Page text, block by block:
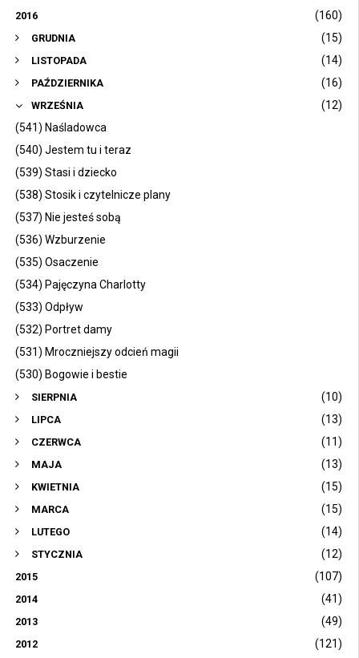
2016 (160)
GRUDNIA (15)
LISTOPADA (14)
PAŹDZIERNIKA (16)
WRZEŚNIA
(12)
(541) Naśladowca
(540) Jestem tu i teraz
(539) Stasi i dziecko
(538) Stosik i czytelnicze plany
(537) Nie jesteś sobą
(536) Wzburzenie
(535) Osaczenie
(534) Pajęczyna Charlotty
(533) Odpływ
(532) Portret damy
(531) Mroczniejszy odcień magii
(530) Bogowie i bestie
SIERPNIA (10)
LIPCA (13)
CZERWCA (11)
MAJA (13)
KWIETNIA (15)
MARCA (15)
LUTEGO (14)
STYCZNIA (12)
2015 (107)
2014 (41)
2013 (49)
2012 (121)